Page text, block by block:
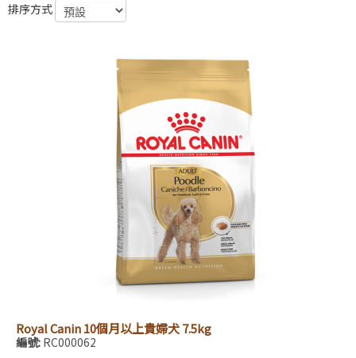
排序方式
Royal Canin 10個月以上貴婦犬 7.5kg
編號: RC000062